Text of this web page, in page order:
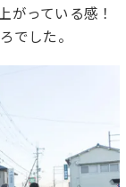
がっている感！
でした。